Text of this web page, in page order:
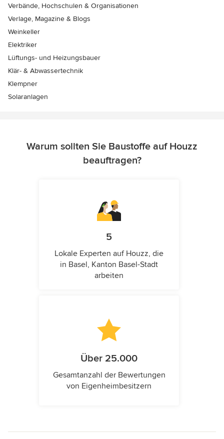
Verbände, Hochschulen & Organisationen
Verlage, Magazine & Blogs
Weinkeller
Elektriker
Lüftungs- und Heizungsbauer
Klär- & Abwassertechnik
Klempner
Solaranlagen
Warum sollten Sie Baustoffe auf Houzz
beauftragen?
5
Lokale Experten auf Houzz, die
in Basel, Kanton Basel-Stadt
arbeiten
Über 25.000
Gesamtanzahl der Bewertungen
von Eigenheimbesitzern